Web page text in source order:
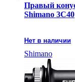
Правый
Shimano 3C40
Нет в наличии
Shimano